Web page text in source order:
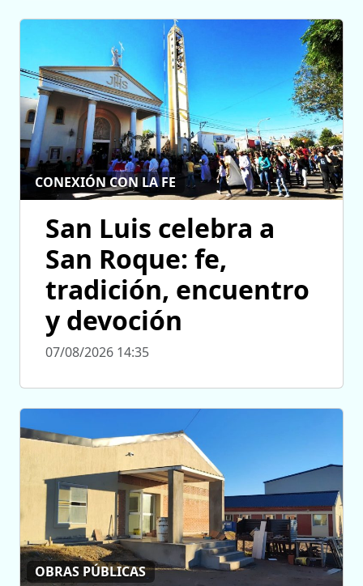
CONEXIÓN CON LA FE
San Luis celebra a
San Roque: fe,
tradición, encuentro
y devoción
07/08/2026 14:35
OBRAS PÚBLICAS